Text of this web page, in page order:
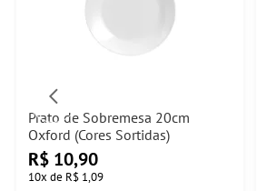
Prato de Sobremesa 20cm
Oxford (Cores Sortidas)
R$ 10,90
10x de R$ 1,09